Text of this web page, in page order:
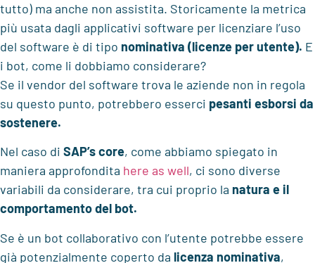
tutto) ma anche non assistita. Storicamente la metrica
più usata dagli applicativi software per licenziare l’uso
del software è di tipo nominativa (licenze per utente). E
i bot, come li dobbiamo considerare?
Se il vendor del software trova le aziende non in regola
su questo punto, potrebbero esserci pesanti esborsi da
sostenere.
Nel caso di SAP’s core, come abbiamo spiegato in
maniera approfondita here as well, ci sono diverse
variabili da considerare, tra cui proprio la natura e il
comportamento del bot.
Se è un bot collaborativo con l’utente potrebbe essere
già potenzialmente coperto da licenza nominativa,